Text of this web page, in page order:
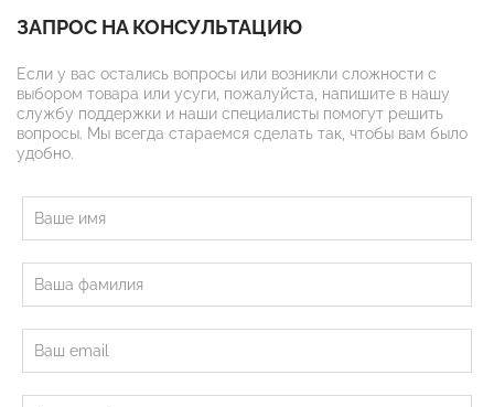
ЗАПРОС НА КОНСУЛЬТАЦИЮ
Если у вас остались вопросы или возникли сложности с
выбором товара или усуги, пожалуйста, напишите в нашу
службу поддержки и наши специалисты помогут решить
вопросы. Мы всегда стараемся сделать так, чтобы вам было
удобно.